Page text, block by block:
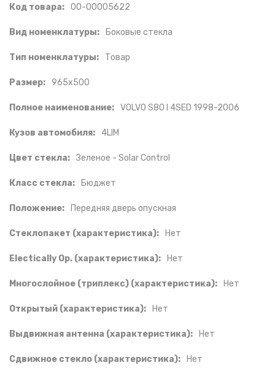
Код товара: 00-00005622
Вид номенклатуры: Боковые стекла
Тип номенклатуры: Товар
Размер: 965x500
Полное наименование: VOLVO S80 I 4SED 1998-2006
Кузов автомобиля: 4LIM
Цвет стекла: Зеленое - Solar Control
Класс стекла: Бюджет
Положение: Передняя дверь опускная
Стеклопакет (характеристика): Нет
Electically Op. (характеристика): Нет
Многослойное (триплекс) (характеристика): Нет
Открытый (характеристика): Нет
Выдвижная антенна (характеристика): Нет
Сдвижное стекло (характеристика): Нет